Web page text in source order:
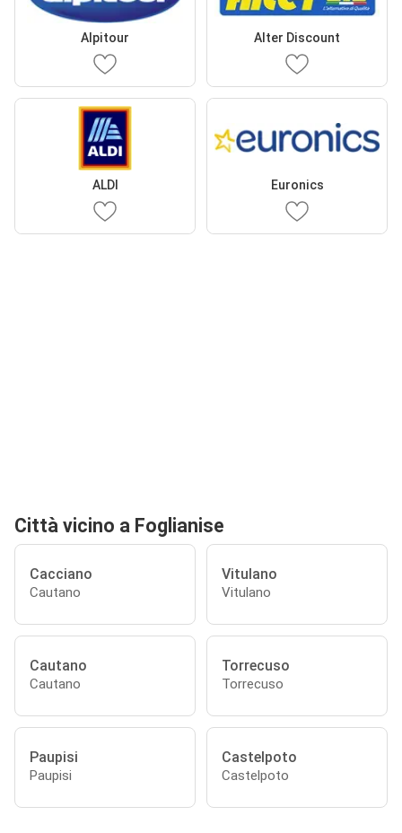
Alpitour Alter Discount
ALDI Euronics
Città vicino a Foglianise
Cacciano
Cautano
Vitulano
Vitulano
Cautano
Cautano
Torrecuso
Torrecuso
Paupisi
Paupisi
Castelpoto
Castelpoto